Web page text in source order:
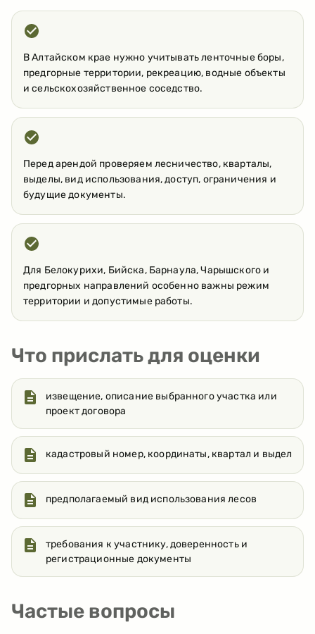
В Алтайском крае нужно учитывать ленточные боры,
предгорные территории, рекреацию, водные объекты
и сельскохозяйственное соседство.
Перед арендой проверяем лесничество, кварталы,
выделы, вид использования, доступ, ограничения и
будущие документы.
Для Белокурихи, Бийска, Барнаула, Чарышского и
предгорных направлений особенно важны режим
территории и допустимые работы.
Что прислать для оценки
извещение, описание выбранного участка или
проект договора
кадастровый номер, координаты, квартал и выдел
предполагаемый вид использования лесов
требования к участнику, доверенность и
регистрационные документы
Частые вопросы